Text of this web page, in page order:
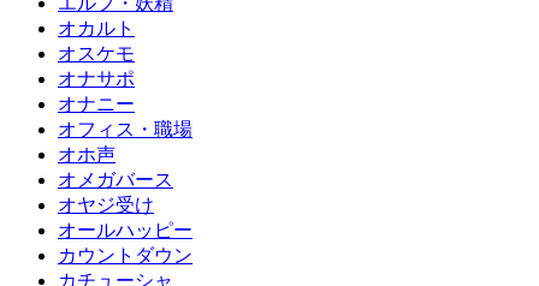
オカルト
オスケモ
オナサポ
オナニー
オフィス・職場
オホ声
オメガバース
オヤジ受け
オールハッピー
カウントダウン
カチューシャ